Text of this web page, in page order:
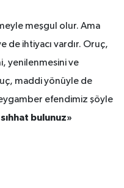
meşgul olur. Ama
de ihtiyacı vardır. Oruç,
yenilenmesini ve
maddi yönüyle de
efendimiz şöyle
bulunuz»